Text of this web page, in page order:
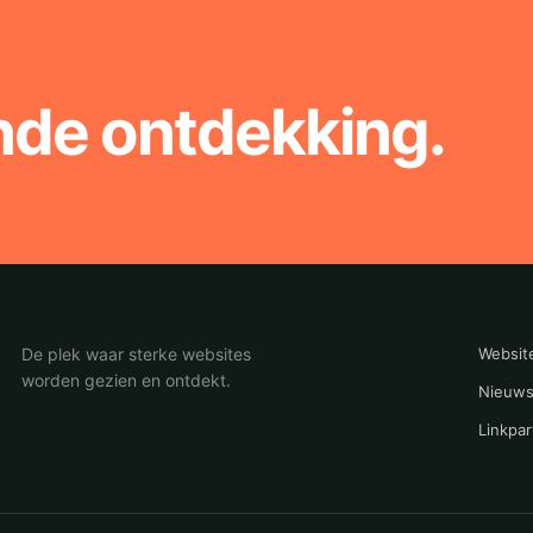
ontdekking.
De plek waar sterke websites
worden gezien en ontdekt.